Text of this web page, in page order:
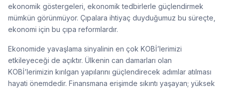
ekonomik göstergeleri, ekonomik tedbirlerle güçlendirmek
mümkün görünmüyor. Çıpalara ihtiyaç duyduğumuz bu süreçte,
ekonomi için bu çıpa reformlardır.
Ekonomide yavaşlama sinyalinin en çok KOBİ’lerimizi
etkileyeceği de açıktır. Ülkenin can damarları olan
KOBİ’lerimizin kırılgan yapılarını güçlendirecek adımlar atılması
hayati önemdedir. Finansmana erişimde sıkıntı yaşayan; yüksek